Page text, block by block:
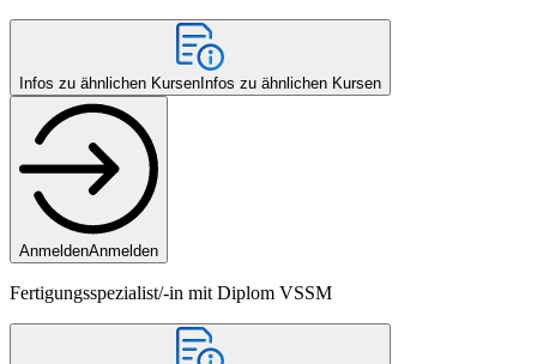
Infos zu ähnlichen Kursen Infos zu ähnlichen Kursen
AnmeldenAnmelden
Fertigungsspezialist/-in mit Diplom VSSM